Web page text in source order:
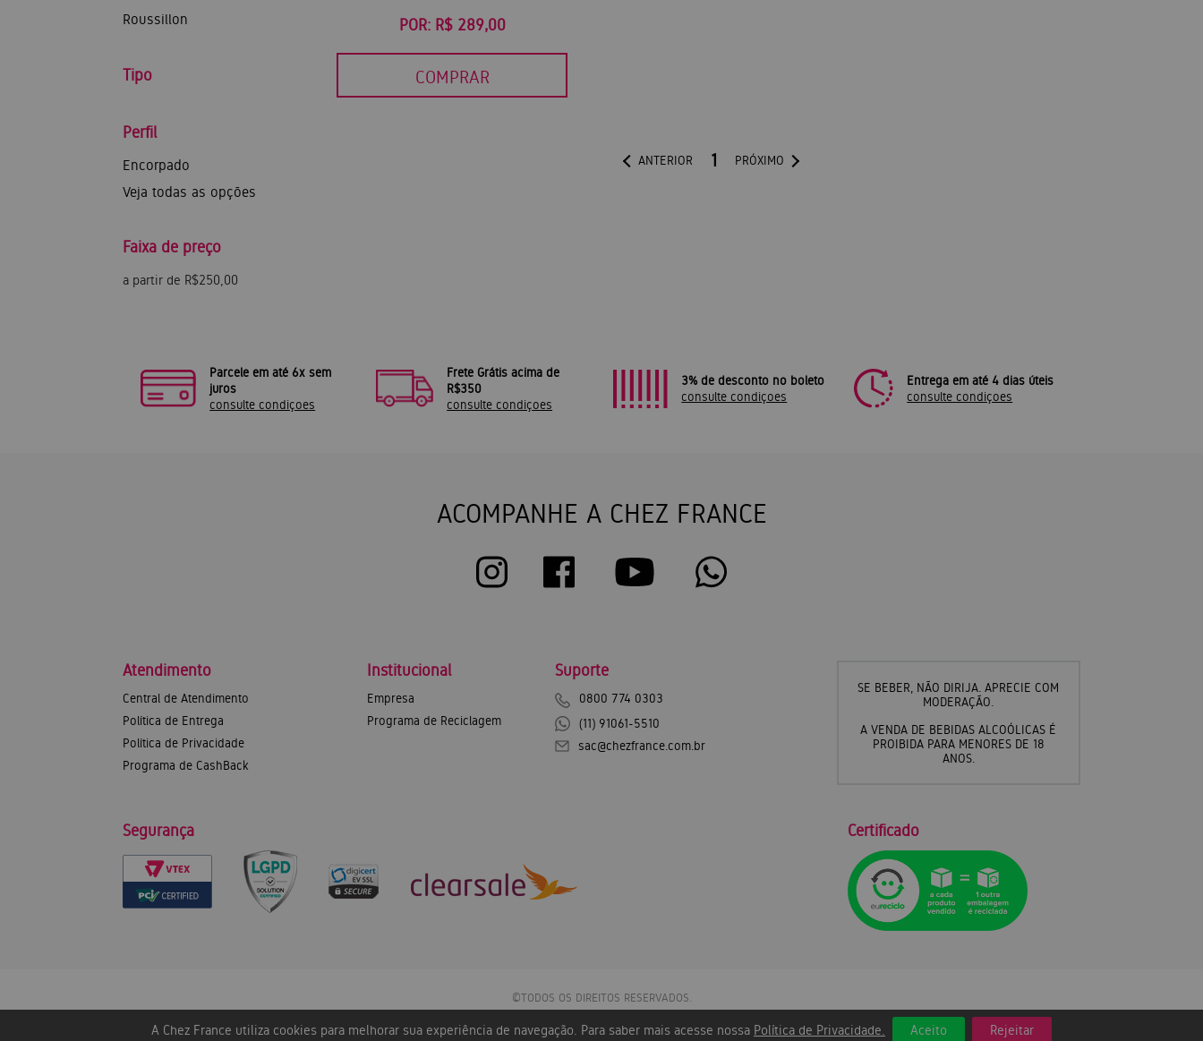
A Chez France utiliza cookies para melhorar sua experiência de navegação. Para saber mais acesse nossa Política de Privacidade. Aceito Rejeitar
Roussillon
Tipo
Perfil
Encorpado
Veja todas as opções
Faixa de preço
a partir de R$250,00
POR: R$ 289,00
COMPRAR
ANTERIOR 1 PRÓXIMO
Parcele em até 6x sem
juros
consulte condiçoes
Frete Grátis acima de
R$350
consulte condiçoes
3% de desconto no boleto
consulte condiçoes
Entrega em até 4 dias úteis
consulte condiçoes
ACOMPANHE A CHEZ FRANCE
Atendimento
Central de Atendimento
Política de Entrega
Política de Privacidade
Programa de CashBack
Institucional
Empresa
Programa de Reciclagem
Suporte
0800 774 0303
(11) 91061-5510
sac@chezfrance.com.br
SE BEBER, NÃO DIRIJA. APRECIE COM
MODERAÇÃO.
A VENDA DE BEBIDAS ALCOÓLICAS É
PROIBIDA PARA MENORES DE 18
ANOS.
Segurança Certificado
©TODOS OS DIREITOS RESERVADOS.